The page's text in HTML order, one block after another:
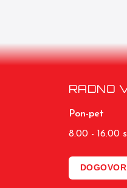
RADNO
Pon-pet
8.00 - 16.00